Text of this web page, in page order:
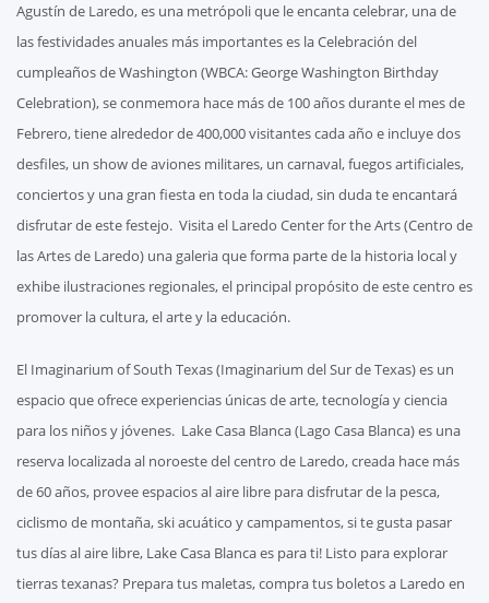
Agustín de Laredo, es una metrópoli que le encanta celebrar, una de
las festividades anuales más importantes es la Celebración del
cumpleaños de Washington (WBCA: George Washington Birthday
Celebration), se conmemora hace más de 100 años durante el mes de
Febrero, tiene alrededor de 400,000 visitantes cada año e incluye dos
desfiles, un show de aviones militares, un carnaval, fuegos artificiales,
conciertos y una gran fiesta en toda la ciudad, sin duda te encantará
disfrutar de este festejo. Visita el Laredo Center for the Arts (Centro de
las Artes de Laredo) una galeria que forma parte de la historia local y
exhibe ilustraciones regionales, el principal propósito de este centro es
promover la cultura, el arte y la educación.
El Imaginarium of South Texas (Imaginarium del Sur de Texas) es un
espacio que ofrece experiencias únicas de arte, tecnología y ciencia
para los niños y jóvenes. Lake Casa Blanca (Lago Casa Blanca) es una
reserva localizada al noroeste del centro de Laredo, creada hace más
de 60 años, provee espacios al aire libre para disfrutar de la pesca,
ciclismo de montaña, ski acuático y campamentos, si te gusta pasar
tus días al aire libre, Lake Casa Blanca es para ti! Listo para explorar
tierras texanas? Prepara tus maletas, compra tus boletos a Laredo en